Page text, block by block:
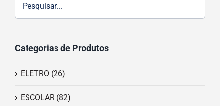
Categorias de Produtos
ELETRO (26)
ESCOLAR (82)